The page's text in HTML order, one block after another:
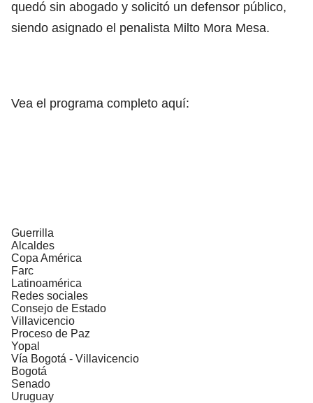
quedó sin abogado y solicitó un defensor público,
siendo asignado el penalista Milto Mora Mesa.
Vea el programa completo aquí:
Guerrilla
Alcaldes
Copa América
Farc
Latinoamérica
Redes sociales
Consejo de Estado
Villavicencio
Proceso de Paz
Yopal
Vía Bogotá - Villavicencio
Bogotá
Senado
Uruguay